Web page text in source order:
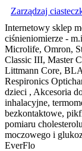
Zarządzaj
Internetowy sklep
ciśnieniomierze -
Microlife, Omron,
Classic III, Master
Littmann Core,
Respironics
dzieci , Akcesoria
inhalacyjne,
bezkontaktowe,
pomiaru
moczowego i
EverFlo